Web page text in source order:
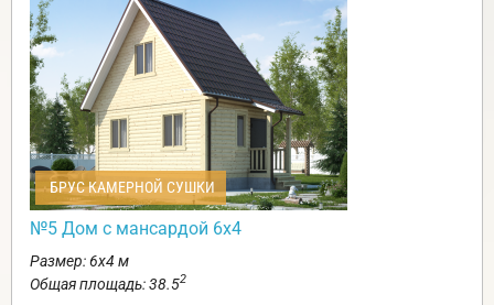
БРУС КАМЕРНОЙ СУШКИ
№5 Дом с мансардой 6х4
Размер: 6х4 м
Общая площадь: 38.52